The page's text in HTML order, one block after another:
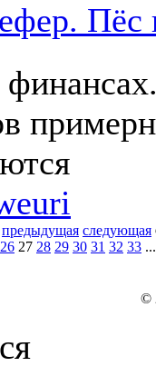
Пёс
предыдущая следующая
26 27 28 29 30 31 32 33 ...
©